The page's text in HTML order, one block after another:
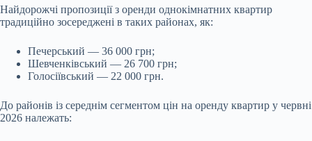
Найдорожчі пропозиції з оренди однокімнатних квартир
традиційно зосереджені в таких районах, як:
Печерський — 36 000 грн;
Шевченківський — 26 700 грн;
Голосіївський — 22 000 грн.
До районів із середнім сегментом цін на оренду квартир у червні
2026 належать: